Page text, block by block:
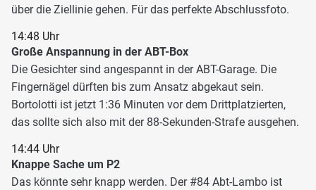
über die Ziellinie gehen. Für das perfekte Abschlussfoto.
14:48 Uhr
Große Anspannung in der ABT-Box
Die Gesichter sind angespannt in der ABT-Garage. Die
Fingernägel dürften bis zum Ansatz abgekaut sein.
Bortolotti ist jetzt 1:36 Minuten vor dem Drittplatzierten,
das sollte sich also mit der 88-Sekunden-Strafe ausgehen.
14:44 Uhr
Knappe Sache um P2
Das könnte sehr knapp werden. Der #84 Abt-Lambo ist